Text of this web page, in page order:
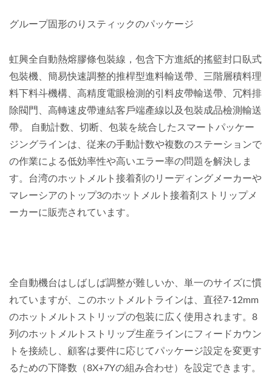
グループ固形のりスティックのパッケージ
虹興全自動熱熔膠條包裝線，包含下方進紙的搖籃封口臥式
包裝機、簡易快速調整的推桿型進料輸送帶、三階層積料理
料下料斗機構、高精度電眼檢測的引料皮帶輸送帶、冗料排
除閥門、高轉速皮帶連結客戶端產線以及包裝成品檢測輸送
帶。 自動計数、切断、包装を統合したスマートパッケー
ジングラインは、従来の手動計数や複数のステーションで
の作業による低効率性や高いエラー率の問題を解決しま
す。台湾のホットメルト接着剤のリーディングメーカーや
マレーシアのトップ3のホットメルト接着剤ストリップメ
ーカーに販売されています。
全自動機台はしばしば調整が難しいか、単一のサイズに慣
れていますが、このホットメルトラインは、直径7-12mm
のホットメルトストリップの包装に広く使用されます。8
列のホットメルトストリップ生産ラインにフィードカウン
トを接続し、顧客は要件に応じてパッケージ設定を変更す
るための下降数（8X+7Yの組み合わせ）を設定できます。